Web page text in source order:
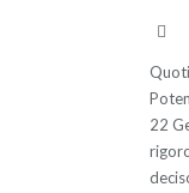
22